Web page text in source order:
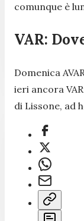
comunque è
VAR:
Domenica
ieri ancora
di Lissone, ad